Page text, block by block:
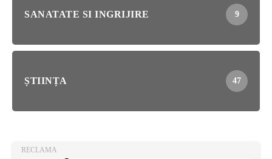
SANATATE SI INGRIJIRE 9
ȘTIINȚA 47
RECLAMA